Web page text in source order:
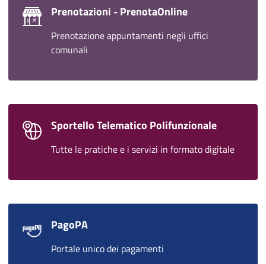
Prenotazioni - PrenotaOnline
Prenotazione appuntamenti negli uffici
comunali
Sportello Telematico Polifunzionale
Tutte le pratiche e i servizi in formato digitale
PagoPA
Portale unico dei pagamenti